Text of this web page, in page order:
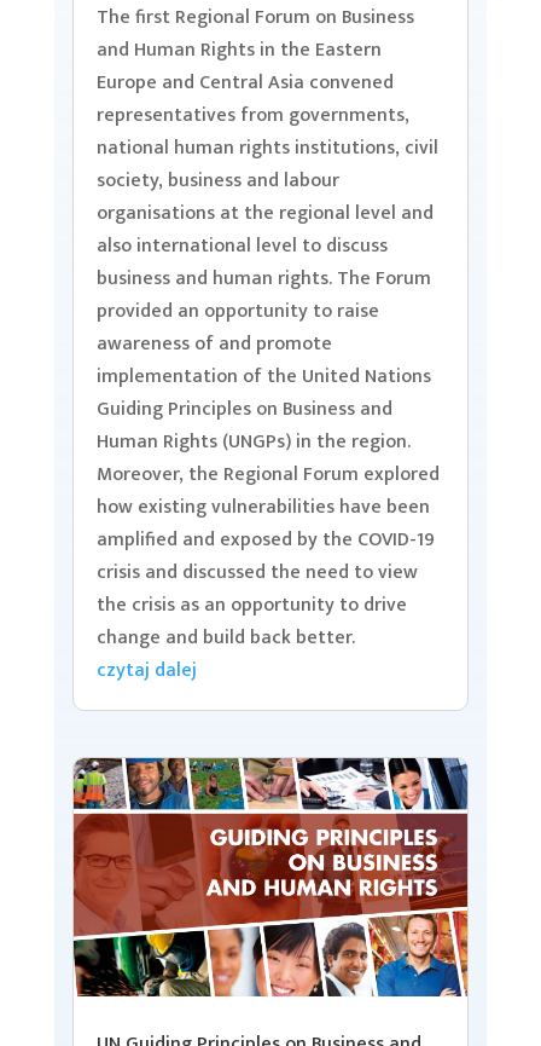
The first Regional Forum on Business
and Human Rights in the Eastern
Europe and Central Asia convened
representatives from governments,
national human rights institutions, civil
society, business and labour
organisations at the regional level and
also international level to discuss
business and human rights. The Forum
provided an opportunity to raise
awareness of and promote
implementation of the United Nations
Guiding Principles on Business and
Human Rights (UNGPs) in the region.
Moreover, the Regional Forum explored
how existing vulnerabilities have been
amplified and exposed by the COVID-19
crisis and discussed the need to view
the crisis as an opportunity to drive
change and build back better.
czytaj dalej